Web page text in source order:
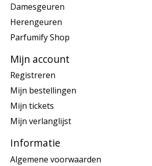
Damesgeuren
Herengeuren
Parfumify Shop
Mijn account
Registreren
Mijn bestellingen
Mijn tickets
Mijn verlanglijst
Informatie
Algemene voorwaarden